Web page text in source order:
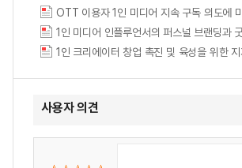
1인 미디어 인플루언서의 퍼스널 브랜
사용자 의견